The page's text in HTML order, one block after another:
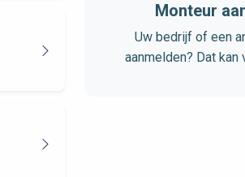
Monteur
Uw bedrijf of een
aanmelden? Dat kan